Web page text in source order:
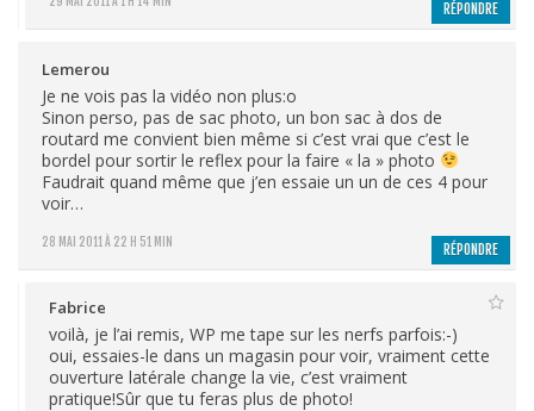
RÉPONDRE
Lemerou
28 MAI 2011 À 22 H 51 MIN
Je ne vois pas la vidéo non plus:o
Sinon perso, pas de sac photo, un bon sac à dos de
routard me convient bien même si c’est vrai que c’est le
bordel pour sortir le reflex pour la faire « la » photo
Faudrait quand même que j’en essaie un un de ces 4 pour
voir…
RÉPONDRE
Fabrice
voilà, je l’ai remis, WP me tape sur les nerfs parfois:-)
oui, essaies-le dans un magasin pour voir, vraiment cette
ouverture latérale change la vie, c’est vraiment
pratique!Sûr que tu feras plus de photo!